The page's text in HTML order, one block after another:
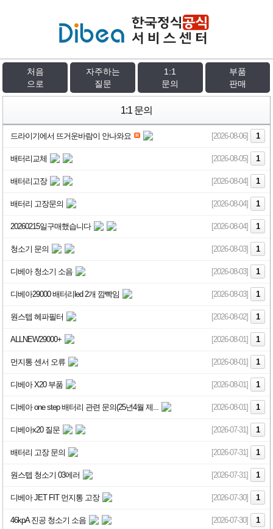
처음
으로
자주하는
질문
1:1
문의
부품
판매
1:1 문의
드라이기에서 뜨거운바람이 안나와요 [2026-08-06] 1
배터리교체 [2026-08-05] 1
배터리고장 [2026-08-04] 1
배터리 고장문의 [2026-08-04] 1
20260215일구매했습니다 [2026-08-04] 1
청소기 문의 [2026-08-03] 1
디베아 청소기 소음 [2026-08-03] 1
디베아29000 배터리led 2개 깜빡임 [2026-08-03] 1
원스텝 헤파필터 [2026-08-02] 1
ALLNEW29000+ [2026-08-01] 1
먼지통 센서 오류 [2026-08-01] 1
디베아 X20 부품 [2026-08-01] 1
디베아 one step 배터리 관련 문의(25년4월 제... [2026-08-01] 1
디베아x20 질문 [2026-07-31] 1
배터리 고장 문의 [2026-07-31] 1
원스텝 청소기 03에러 [2026-07-31] 1
디베아 JET FIT 먼지통 고장 [2026-07-30] 1
46kpA 진공 청소기 소음 [2026-07-30] 1